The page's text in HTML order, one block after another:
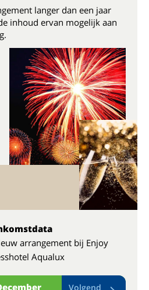
langer dan een jaar
inhoud ervan mogelijk aan
arrangement bij Enjoy
Aqualux
Volgend